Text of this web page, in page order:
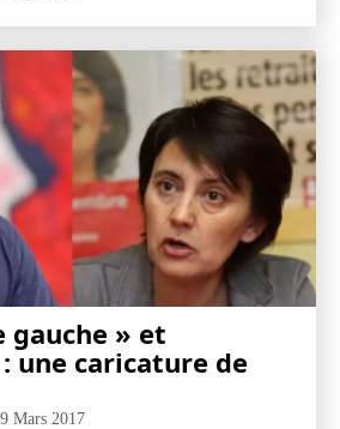
gauche » et
une caricature de
Mars 2017